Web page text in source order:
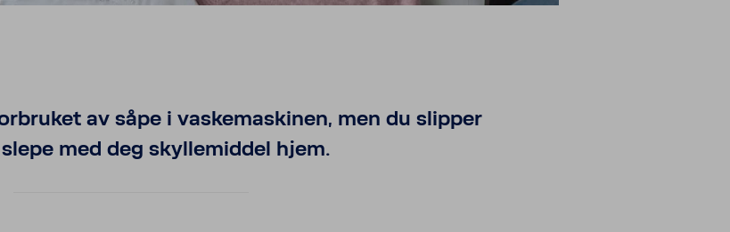
av såpe i vaskemaskinen, men du slipper
med deg skyllemiddel hjem.